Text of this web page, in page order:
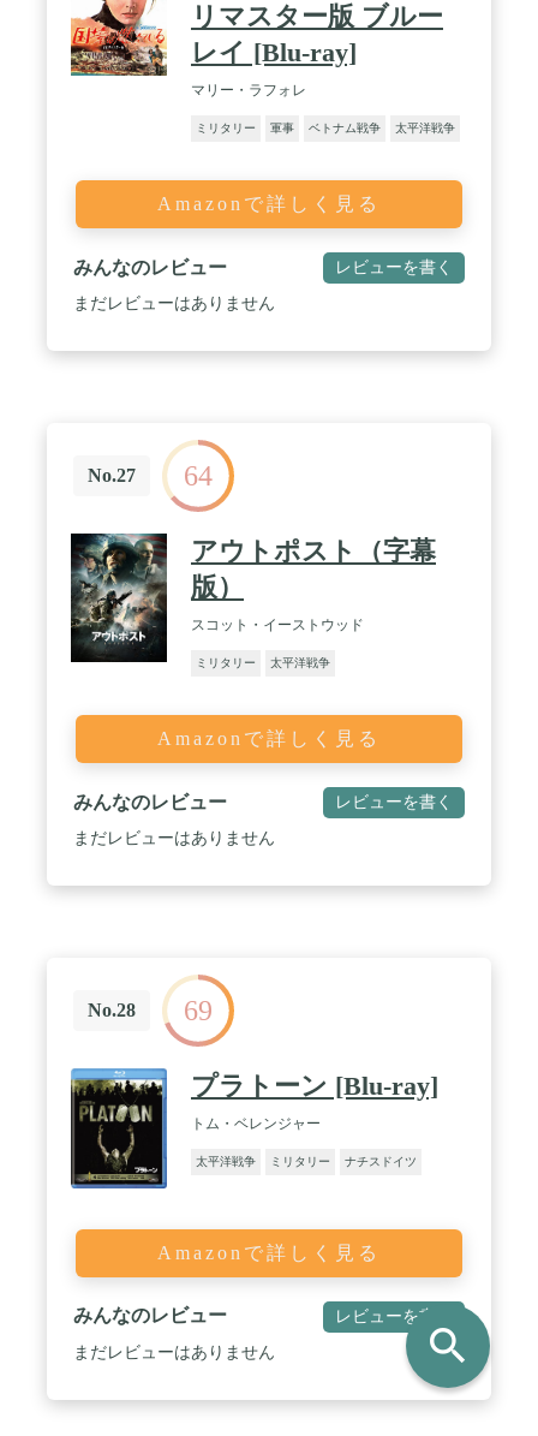
リマスター版 ブルー
レイ [Blu-ray]
マリー・ラフォレ
ミリタリー 軍事 ベトナム戦争 太平洋戦争
Amazonで詳しく見る
みんなのレビュー レビューを書く
まだレビューはありません
No.27 64
アウトポスト（字幕
版）
スコット・イーストウッド
ミリタリー 太平洋戦争
Amazonで詳しく見る
みんなのレビュー レビューを書く
まだレビューはありません
No.28 69
プラトーン [Blu-ray]
トム・ベレンジャー
太平洋戦争 ミリタリー ナチスドイツ
Amazonで詳しく見る
みんなのレビュー レビューを書く
まだレビューはありません search